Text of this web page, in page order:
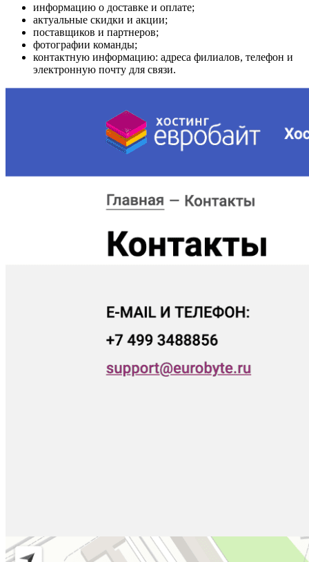
информацию о доставке и оплате;
актуальные скидки и акции;
поставщиков и партнеров;
фотографии команды;
контактную информацию: адреса филиалов, телефон и
электронную почту для связи.